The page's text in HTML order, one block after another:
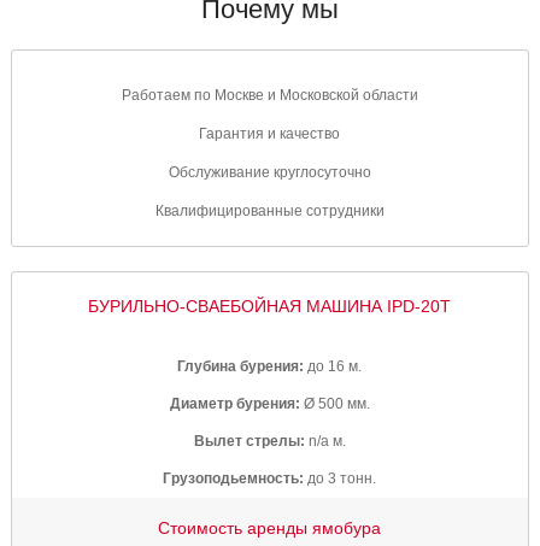
Почему мы
Работаем по Москве и Московской области
Гарантия икачество
Обслуживание круглосуточно
Квалифицированные сотрудники
БУРИЛЬНО-СВАЕБОЙНАЯ МАШИНА IPD-20T
Глубина бурения: до 16 м.
Диаметр бурения: Ø 500 мм.
Вылет стрелы: n/a м.
Грузоподьемность: до 3 тонн.
Стоимость аренды ямобура